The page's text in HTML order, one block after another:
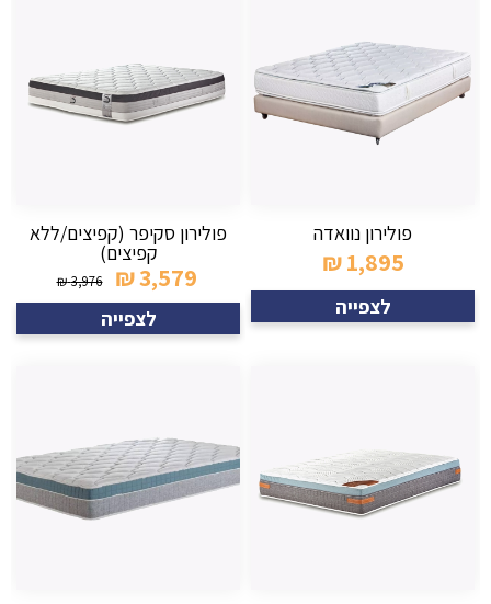
פולירון נוואדה
1,895
₪
לצפייה
פולירון סקיפר (קפיצים/ללא
קפיצים)
3,579
₪
3,976
₪
לצפייה